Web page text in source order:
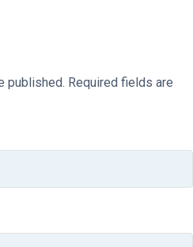
published. Required fields are